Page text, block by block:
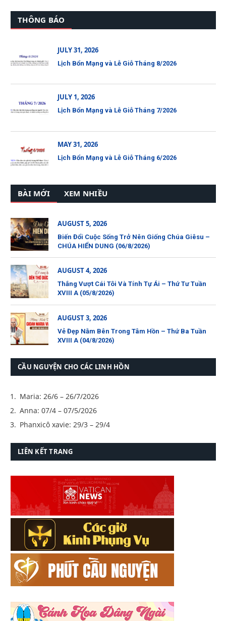
THÔNG BÁO
JULY 31, 2026
Lịch Bổn Mạng và Lễ Giỗ Tháng 8/2026
JULY 1, 2026
Lịch Bổn Mạng và Lễ Giỗ Tháng 7/2026
MAY 31, 2026
Lịch Bổn Mạng và Lễ Giỗ Tháng 6/2026
BÀI MỚI XEM NHIỀU
AUGUST 5, 2026
Biến Đổi Cuộc Sống Trở Nên Giống Chúa Giêsu –
CHÚA HIỂN DUNG (06/8/2026)
AUGUST 4, 2026
Thắng Vượt Cái Tôi Và Tính Tự Ái – Thứ Tư Tuần
XVIII A (05/8/2026)
AUGUST 3, 2026
Vẻ Đẹp Nằm Bên Trong Tâm Hồn – Thứ Ba Tuần
XVIII A (04/8/2026)
CẦU NGUYỆN CHO CÁC LINH HỒN
Maria: 26/6 – 26/7/2026
Anna: 07/4 – 07/5/2026
Phanxicô xavie: 29/3 – 29/4
LIÊN KẾT TRANG